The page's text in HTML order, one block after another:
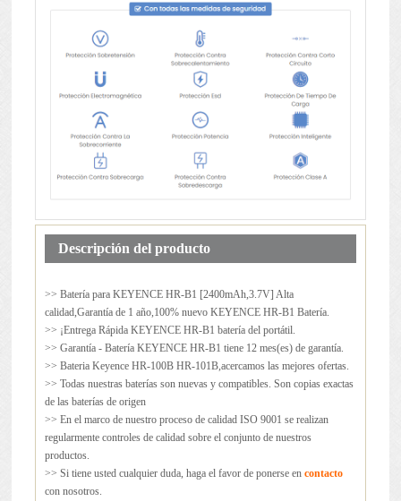
Descripción del producto
>> Batería para KEYENCE HR-B1 [2400mAh,3.7V] Alta
calidad,Garantía de 1 año,100% nuevo KEYENCE HR-B1 Batería.
>> ¡Entrega Rápida KEYENCE HR-B1 batería del portátil.
>> Garantía - Batería KEYENCE HR-B1 tiene 12 mes(es) de garantía.
>> Bateria Keyence HR-100B HR-101B,acercamos las mejores ofertas.
>> Todas nuestras baterías son nuevas y compatibles. Son copias exactas
de las baterías de origen
>> En el marco de nuestro proceso de calidad ISO 9001 se realizan
regularmente controles de calidad sobre el conjunto de nuestros
productos.
>> Si tiene usted cualquier duda, haga el favor de ponerse en contacto
con nosotros.